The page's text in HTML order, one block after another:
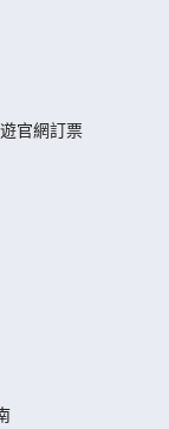
官網訂票